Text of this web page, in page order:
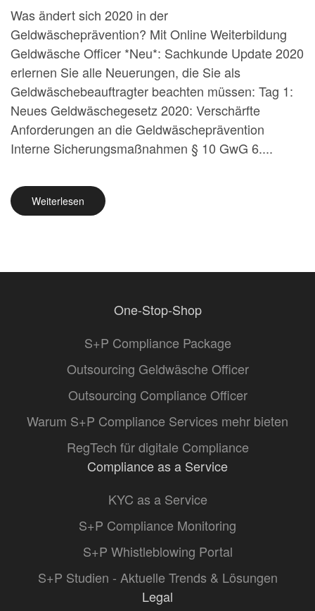
Was ändert sich 2020 in der
Geldwäscheprävention? Mit Online Weiterbildung
Geldwäsche Officer *Neu*: Sachkunde Update 2020
erlernen Sie alle Neuerungen, die Sie als
Geldwäschebeauftragter beachten müssen: Tag 1:
Neues Geldwäschegesetz 2020: Verschärfte
Anforderungen an die Geldwäscheprävention
Interne Sicherungsmaßnahmen § 10 GwG 6....
Weiterlesen
One-Stop-Shop
S+P Compliance Package
Outsourcing Geldwäsche Officer
Outsourcing Compliance Officer
Warum S+P Compliance Services mehr bieten
RegTech für digitale Compliance
Compliance as a Service
KYC as a Service
S+P Compliance Monitoring
S+P Whistleblowing Portal
S+P Studien - Aktuelle Trends & Lösungen
Legal